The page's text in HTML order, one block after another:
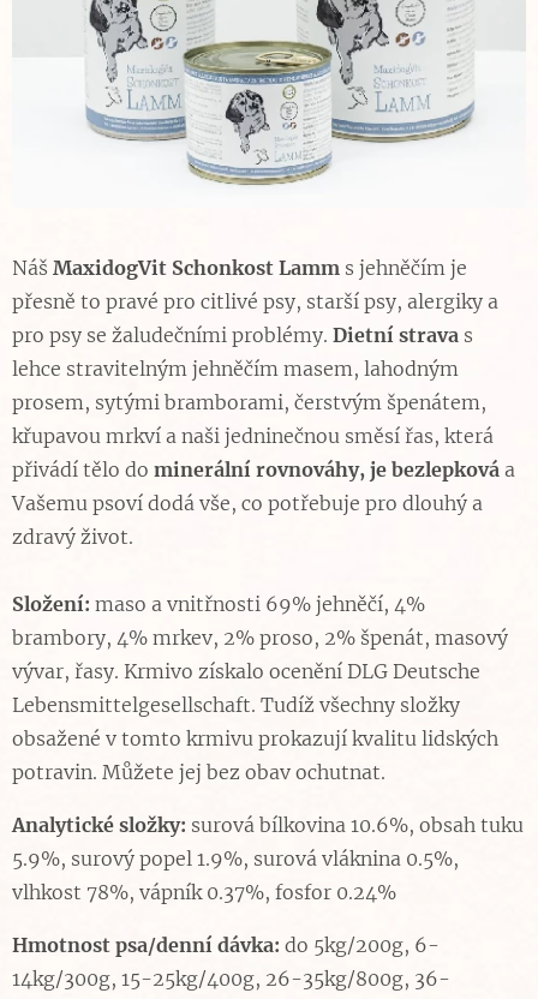
Náš MaxidogVit Schonkost Lamm s jehněčím je
přesně to pravé pro citlivé psy, starší psy, alergiky a
pro psy se žaludečními problémy. Dietní strava s
lehce stravitelným jehněčím masem, lahodným
prosem, sytými bramborami, čerstvým špenátem,
křupavou mrkví a naši jedninečnou směsí řas, která
přivádí tělo do minerální rovnováhy, je bezlepková a
Vašemu psoví dodá vše, co potřebuje pro dlouhý a
zdravý život.
Složení: maso a vnitřnosti 69% jehněčí, 4%
brambory, 4% mrkev, 2% proso, 2% špenát, masový
vývar, řasy. Krmivo získalo ocenění DLG Deutsche
Lebensmittelgesellschaft. Tudíž všechny složky
obsažené v tomto krmivu prokazují kvalitu lidských
potravin. Můžete jej bez obav ochutnat.
Analytické složky: surová bílkovina 10.6%, obsah tuku
5.9%, surový popel 1.9%, surová vláknina 0.5%,
vlhkost 78%, vápník 0.37%, fosfor 0.24%
Hmotnost psa/denní dávka: do 5kg/200g, 6-
14kg/300g, 15-25kg/400g, 26-35kg/800g, 36-